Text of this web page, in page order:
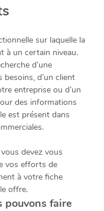
sur laquelle la
à un certain niveau.
d’une
d’un client
entreprise ou d’un
des informations
est présent dans
devez vous
vos efforts de
à votre fiche
offre.
pouvons faire